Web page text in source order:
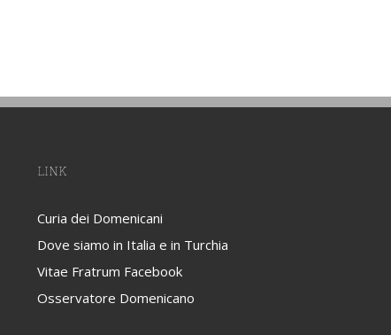
LINK
Curia dei Domenicani
Dove siamo in Italia e in Turchia
Vitae Fratrum Facebook
Osservatore Domenicano